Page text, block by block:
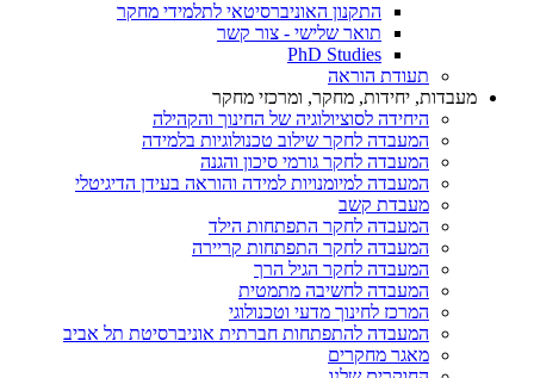
התקנון האוניברסיטאי לתלמידי מחקר
תואר שלישי - צור קשר
PhD Studies
תעודת הוראה
מעבדות, יחידות, מחקר, ומרכזי מחקר
היחידה לסוציולוגיה של החינוך והקהילה
המעבדה לחקר שילוב טכנולוגיות בלמידה
המעבדה לחקר גורמי סיכון והגנה
המעבדה למיומנויות למידה והוראה בעידן הדיגיטלי
מעבדת קשב
המעבדה לחקר התפתחות הילד
המעבדה לחקר התפתחות קריירה
המעבדה לחקר הגיל הרך
המעבדה לחשיבה מתמטית
המרכז לחינוך מדעי וטכנולוגי
המעבדה להתפתחות חברתית אוניברסיטת תל אביב
מאגר מחקרים